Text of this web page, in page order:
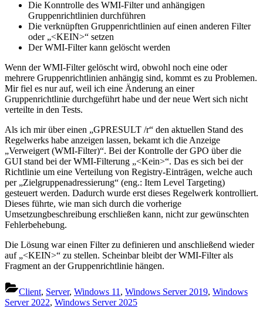
Die Konntrolle des WMI-Filter und anhängigen
Gruppenrichtlinien durchführen
Die verknüpften Gruppenrichtlinien auf einen anderen Filter
oder „<KEIN>“ setzen
Der WMI-Filter kann gelöscht werden
Wenn der WMI-Filter gelöscht wird, obwohl noch eine oder
mehrere Gruppenrichtlinien anhängig sind, kommt es zu Problemen.
Mir fiel es nur auf, weil ich eine Änderung an einer
Gruppenrichtlinie durchgeführt habe und der neue Wert sich nicht
verteilte in den Tests.
Als ich mir über einen „GPRESULT /r“ den aktuellen Stand des
Regelwerks habe anzeigen lassen, bekamt ich die Anzeige
„Verweigert (WMI-Filter)“. Bei der Kontrolle der GPO über die
GUI stand bei der WMI-Filterung „<Kein>“. Das es sich bei der
Richtlinie um eine Verteilung von Registry-Einträgen, welche auch
per „Zielgruppenadressierung“ (eng.: Item Level Targeting)
gesteuert werden. Dadurch wurde erst dieses Regelwerk kontrolliert.
Dieses führte, wie man sich durch die vorherige
Umsetzungbeschreibung erschließen kann, nicht zur gewünschten
Fehlerbehebung.
Die Lösung war einen Filter zu definieren und anschließend wieder
auf „<KEIN>“ zu stellen. Scheinbar bleibt der WMI-Filter als
Fragment an der Gruppenrichtlinie hängen.
Client, Server, Windows 11 , Windows Server 2019, Windows
Server 2022, Windows Server 2025